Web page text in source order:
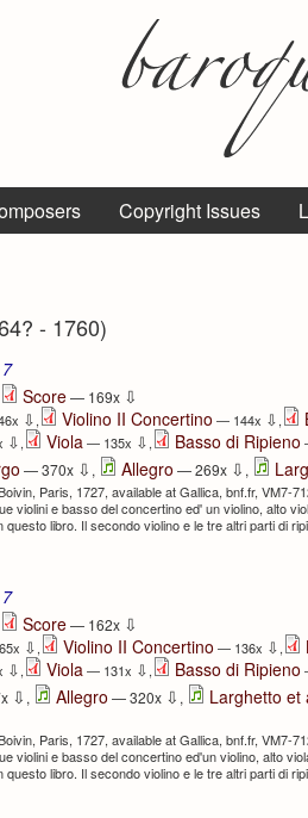
Copyright Issues
- 1760)
Score— 169x ⇩
⇩, Violino II Concertino — 144x ⇩,
⇩, Viola — 135x ⇩, Basso di Ripieno
— 370x ⇩ , Allegro — 269x ⇩ ,
Paris, 1727, available at Gallica, bnf.fr, VM7-
violini e basso del concertino ed' un violino, alto
libro. Il secondo violino e le tre altri parti di
Score— 162x ⇩
⇩, Violino II Concertino — 136x ⇩,
⇩, Viola — 131x ⇩, Basso di Ripieno
⇩ , Allegro — 320x ⇩ ,
Larghetto et
Paris, 1727, available at Gallica, bnf.fr, VM7-
violini e basso del concertino ed'un violino, alto
libro. Il secondo violino e le tre altri parti di